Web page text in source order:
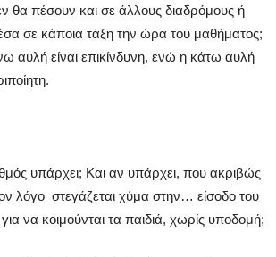
θα πέσουν και σε άλλους διαδρόμους ή
σε κάποια τάξη την ώρα του μαθήματος;
αυλή είναι επικίνδυνη, ενώ η κάτω αυλή
υπάρχει; Και αν υπάρχει, που ακριβώς
λόγο στεγάζεται χύμα στην… είσοδο του
να κοιμούνται τα παιδιά, χωρίς υποδομή;